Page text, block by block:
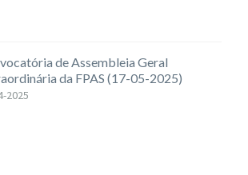
de Assembleia Geral
da FPAS (17-05-2025)
2025